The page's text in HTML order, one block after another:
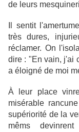
de leurs
Il sentit
très dures,
réclamer. On
dire : "En vain, j'ai
a éloigné de moi
À leur place
misérable
supériorité de la
mêms